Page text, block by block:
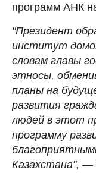
программ АНК
"Президент
институт
словам главы
этносы,
планы на
развития
людей в этот
программу
Казахстана", —